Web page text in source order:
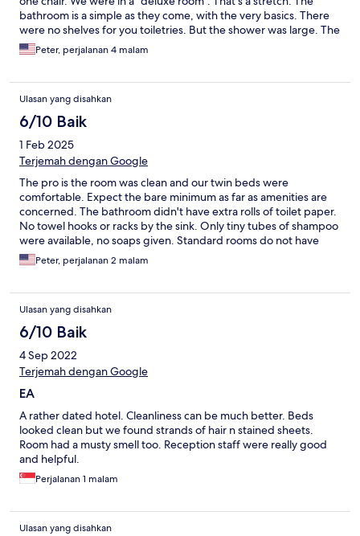
bathroom is a simple as they come, with the very basics. There
were no shelves for you toiletries. But the shower was large. The
hallway was very sparse. The elevator service was good but has
no ventilation, very stuffy and smelly. There was loud music and
was very nice and welcoming. Sorry, I don't think I am coming
back.
Peter, perjalanan 4 malam
Ulasan yang disahkan
6/10 Baik
1 Feb 2025
Terjemah dengan Google
The pro is the room was clean and our twin beds were
comfortable. Expect the bare minimum as far as amenities are
concerned. The bathroom didn't have extra rolls of toilet paper.
No towel hooks or racks by the sink. Only tiny tubes of shampoo
were available, no soaps given. Standard rooms do not have
windows, only deluxe rooms have windows. I didn't know this
when I booked this room. Strongly suggest this be made known
you have got it. Like I said, you get the bare minimum. If you
expect any more than that, you would be disappointed.
Peter, perjalanan 2 malam
Ulasan yang disahkan
6/10 Baik
4 Sep 2022
Terjemah dengan Google
EA
A rather dated hotel. Cleanliness can be much better. Beds
looked clean but we found strands of hair n stained sheets.
Room had a musty smell too. Reception staff were really good
and helpful.
Perjalanan 1 malam
Ulasan yang disahkan